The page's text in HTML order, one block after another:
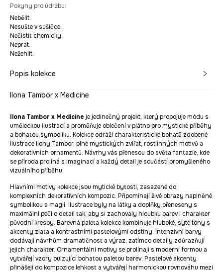
Pokyny pro údržbu:
Nebělit.
Nesušte v sušičce.
Nečistit chemicky.
Neprat.
Nežehlit.
Popis kolekce
Ilona Tambor x Medicine
Ilona Tambor x Medicine je jedinečný projekt, který propojuje módu s
uměleckou ilustrací a proměňuje oblečení v plátno pro mystické příběhy
a bohatou symboliku. Kolekce odráží charakteristické bohatě zdobené
ilustrace Ilony Tambor, plné mystických zvířat, rostlinných motivů a
dekorativních ornamentů. Návrhy vás přenesou do světa fantazie, kde
se příroda prolíná s imaginací a každý detail je součástí promyšleného
vizuálního příběhu.
Hlavními motivy kolekce jsou mytické bytosti, zasazené do
komplexních dekorativních kompozic. Připomínají živé obrazy naplněné
symbolikou a magií. Ilustrace byly na látky a doplňky přeneseny s
maximální péčí o detail tak, aby si zachovaly hloubku barev i charakter
původní kresby. Barevná paleta kolekce kombinuje hluboké, syté tóny s
akcenty zlata a kontrastními pastelovými odstíny. Intenzivní barvy
dodávají návrhům dramatičnost a výraz, zatímco detaily zdůrazňují
jejich charakter. Ornamentální motivy se prolínají s moderní formou a
vytvářejí vzory pulzující bohatou paletou barev. Pastelové akcenty
přinášejí do kompozice lehkost a vytvářejí harmonickou rovnováhu mezi